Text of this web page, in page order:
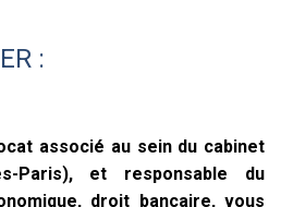
:
associé au sein du cabinet
Paris), et responsable du
droit bancaire, vous